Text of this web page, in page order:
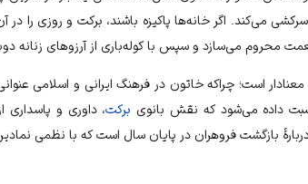
می‌کند. اگر خانه‌ها پاکیزه باشند، برکت و روزی را در
محروم می‌سازد و سپس با کوله‌باری از آرزوهای زنانه
است؛ چراکه خاتون در فرهنگ ایرانی و اسلامی
داده می‌شود که نقش بانوی برکت، داوری و پاسداری
بازگشت فروهران در پایان سال است که با نظمی